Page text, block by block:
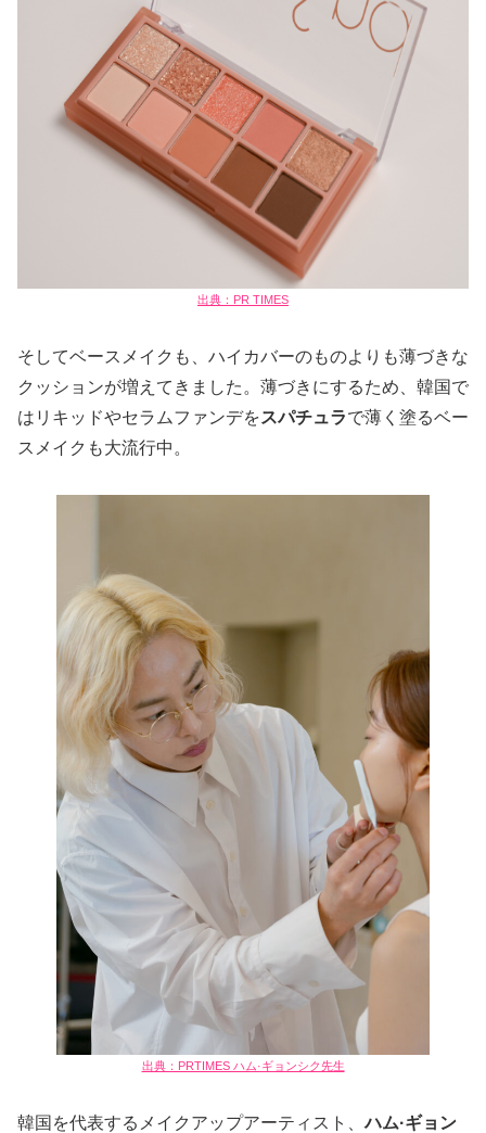
出典：PR TIMES
そしてベースメイクも、ハイカバーのものよりも薄づきな
クッションが増えてきました。薄づきにするため、韓国で
はリキッドやセラムファンデをスパチュラで薄く塗るベー
スメイクも大流行中。
出典：PRTIMES ハム·ギョンシク先生
韓国を代表するメイクアップアーティスト、ハム·ギョン